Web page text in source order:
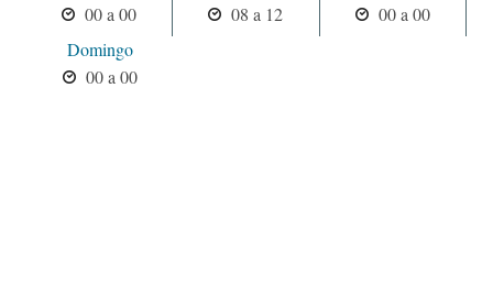
00 a 00
08 a 12
00 a 00
Domingo
00 a 00